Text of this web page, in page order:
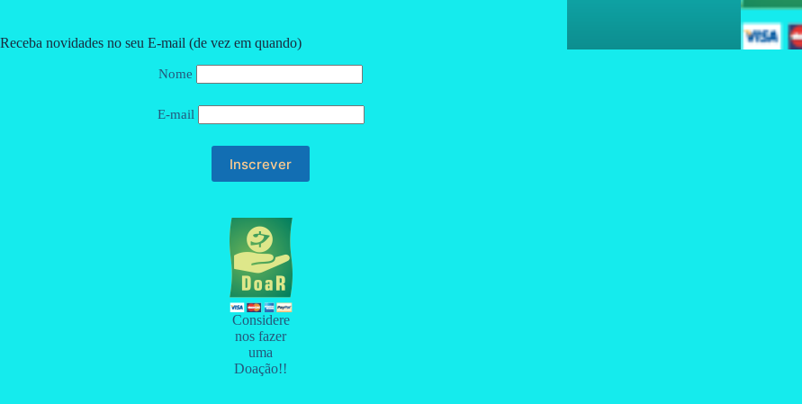
Receba novidades no seu E-mail (de vez em quando)
Nome
E-mail
Considere
nos fazer
uma
Doação!!